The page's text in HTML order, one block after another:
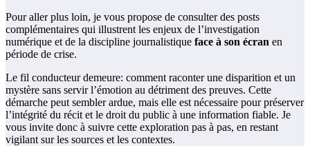
Pour aller plus loin, je vous propose de consulter des posts
complémentaires qui illustrent les enjeux de l’investigation
numérique et de la discipline journalistique face à son écran en
période de crise.
Le fil conducteur demeure: comment raconter une disparition et un
mystère sans servir l’émotion au détriment des preuves. Cette
démarche peut sembler ardue, mais elle est nécessaire pour préserver
l’intégrité du récit et le droit du public à une information fiable. Je
vous invite donc à suivre cette exploration pas à pas, en restant
vigilant sur les sources et les contextes.